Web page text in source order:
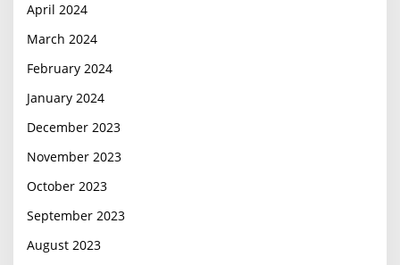
April 2024
March 2024
February 2024
January 2024
December 2023
November 2023
October 2023
September 2023
August 2023